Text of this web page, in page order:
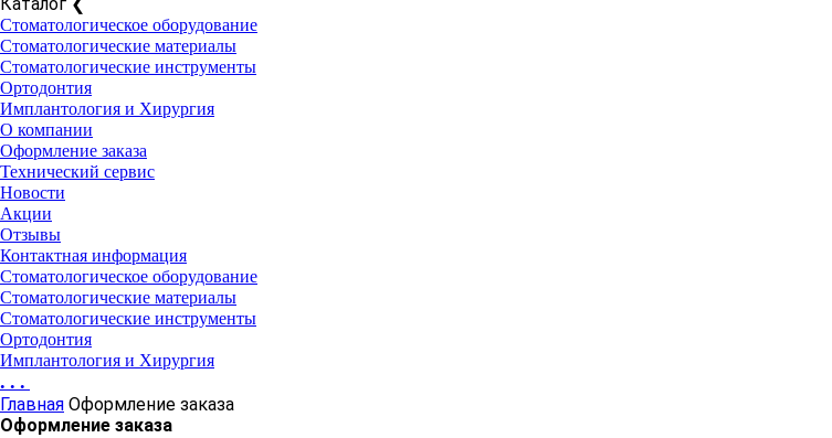
Стоматологическое оборудование
Стоматологические материалы
Стоматологические инструменты
Ортодонтия
Имплантология и Хирургия
О компании
Оформление заказа
Технический сервис
Новости
Акции
Отзывы
Контактная информация
Стоматологическое оборудование
Стоматологические материалы
Стоматологические инструменты
Ортодонтия
Имплантология и Хирургия
...
Главная Оформление заказа
Оформление заказа